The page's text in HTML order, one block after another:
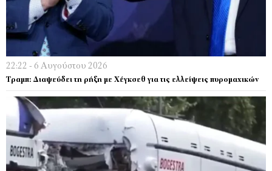
22:22 - 6 Αυγούστου 2026
Τραμπ: Διαψεύδει τη ρήξη με Χέγκσεθ για τις ελλείψεις πυρομαχικών